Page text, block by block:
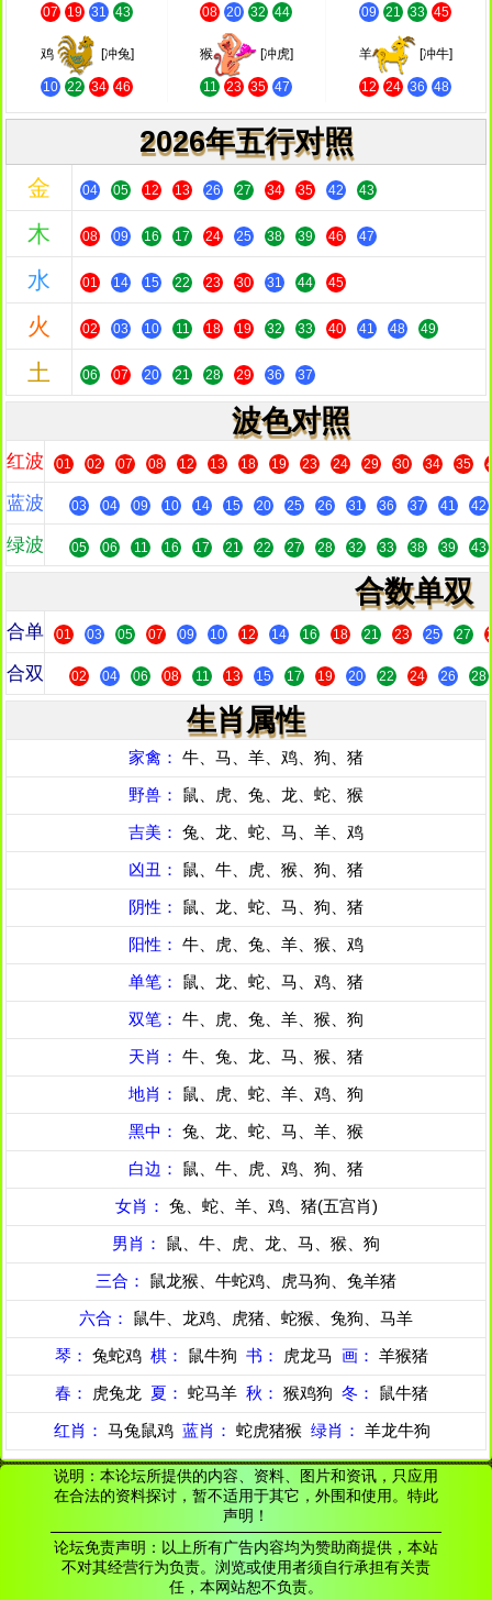
07 19 31 43 08 20 32 44 09 21 33 45
鸡 [冲兔]
10 22 34 46
猴 [冲虎]
11 23 35 47
羊 [冲牛]
12 24 36 48
2026年五行对照
金 04 05 12 13 26 27 34 35 42 43
木 08 09 16 17 24 25 38 39 46 47
水 01 14 15 22 23 30 31 44 45
火 02 03 10 11 18 19 32 33 40 41 48 49
土 06 07 20 21 28 29 36 37
波色对照
红波 01 02 07 08 12 13 18 19 23 24 29 30 34 35
蓝波 03 04 09 10 14 15 20 25 26 31 36 37 41 42
绿波 05 06 11 16 17 21 22 27 28 32 33 38 39 43
合数单双
合单 01 03 05 07 09 10 12 14 16 18 21 23 25 27
合双 02 04 06 08 11 13 15 17 19 20 22 24 26 28
生肖属性
家禽： 牛、马、羊、鸡、狗、猪
野兽： 鼠、虎、兔、龙、蛇、猴
吉美： 兔、龙、蛇、马、羊、鸡
凶丑： 鼠、牛、虎、猴、狗、猪
阴性： 鼠、龙、蛇、马、狗、猪
阳性： 牛、虎、兔、羊、猴、鸡
单笔： 鼠、龙、蛇、马、鸡、猪
双笔： 牛、虎、兔、羊、猴、狗
天肖： 牛、兔、龙、马、猴、猪
地肖： 鼠、虎、蛇、羊、鸡、狗
黑中： 兔、龙、蛇、马、羊、猴
白边： 鼠、牛、虎、鸡、狗、猪
女肖： 兔、蛇、羊、鸡、猪(五宫肖)
男肖： 鼠、牛、虎、龙、马、猴、狗
三合： 鼠龙猴、牛蛇鸡、虎马狗、兔羊猪
六合： 鼠牛、龙鸡、虎猪、蛇猴、兔狗、马羊
琴： 兔蛇鸡 棋： 鼠牛狗 书： 虎龙马 画： 羊猴猪
春：
虎兔龙 夏： 蛇马羊 秋： 猴鸡狗 冬： 鼠牛猪
红肖： 马兔鼠鸡 蓝肖： 蛇虎猪猴 绿肖： 羊龙牛狗
说明：本论坛所提供的内容、资料、图片和资讯，只应用
在合法的资料探讨，暂不适用于其它，外围和使用。特此
声明！
论坛免责声明：以上所有广告内容均为赞助商提供，本站
不对其经营行为负责。浏览或使用者须自行承担有关责
任，本网站恕不负责。